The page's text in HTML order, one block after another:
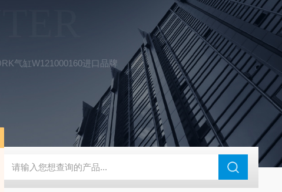
气缸W121000160进口品牌
180-4E1-AC220V 麦特沃克